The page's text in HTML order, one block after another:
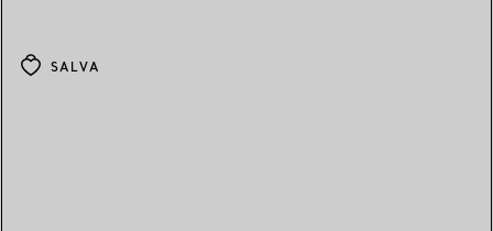
SALVA